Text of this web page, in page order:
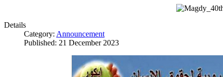
Details
Category: Announcement
Published: 21 December 2023